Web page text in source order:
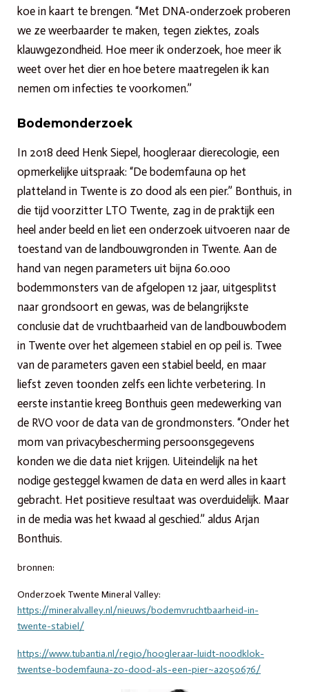
koe in kaart te brengen. “Met DNA-onderzoek proberen
we ze weerbaarder te maken, tegen ziektes, zoals
klauwgezondheid. Hoe meer ik onderzoek, hoe meer ik
weet over het dier en hoe betere maatregelen ik kan
nemen om infecties te voorkomen.”
Bodemonderzoek
In 2018 deed Henk Siepel, hoogleraar dierecologie, een
opmerkelijke uitspraak: “De bodemfauna op het
platteland in Twente is zo dood als een pier.” Bonthuis, in
die tijd voorzitter LTO Twente, zag in de praktijk een
heel ander beeld en liet een onderzoek uitvoeren naar de
toestand van de landbouwgronden in Twente. Aan de
hand van negen parameters uit bijna 60.000
bodemmonsters van de afgelopen 12 jaar, uitgesplitst
naar grondsoort en gewas, was de belangrijkste
conclusie dat de vruchtbaarheid van de landbouwbodem
in Twente over het algemeen stabiel en op peil is. Twee
van de parameters gaven een stabiel beeld, en maar
liefst zeven toonden zelfs een lichte verbetering. In
eerste instantie kreeg Bonthuis geen medewerking van
de RVO voor de data van de grondmonsters. “Onder het
mom van privacybescherming persoonsgegevens
konden we die data niet krijgen. Uiteindelijk na het
nodige gesteggel kwamen de data en werd alles in kaart
gebracht. Het positieve resultaat was overduidelijk. Maar
in de media was het kwaad al geschied.” aldus Arjan
Bonthuis.
bronnen:
Onderzoek Twente Mineral Valley:
https://mineralvalley.nl/nieuws/bodemvruchtbaarheid-in-
twente-stabiel/
https://www.tubantia.nl/regio/hoogleraar-luidt-noodklok-
twentse-bodemfauna-zo-dood-als-een-pier~a2050676/